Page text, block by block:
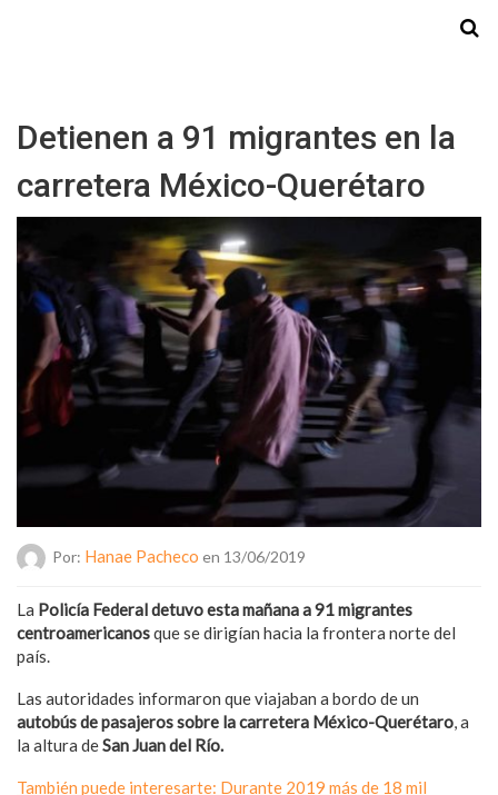
Detienen a 91 migrantes en la
carretera México-Querétaro
Por: Hanae Pacheco en 13/06/2019
La Policía Federal detuvo esta mañana a 91 migrantes
centroamericanosque se dirigían hacia la frontera norte del
país.
Las autoridades informaron que viajaban a bordo de un
autobús de pasajeros sobre la carretera México-Querétaro, a
la altura deSan Juan del Río.
También puede interesarte: Durante 2019 más de 18 mil